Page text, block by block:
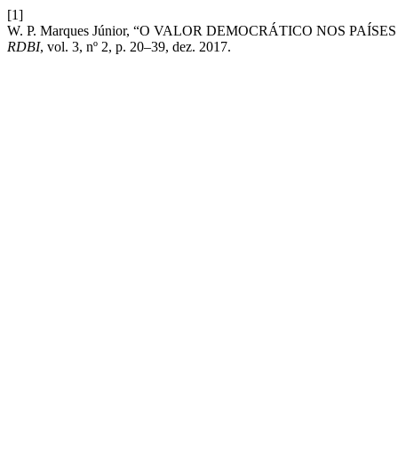
[1]
W. P. Marques Júnior, “O VALOR DEMOCRÁTICO NOS
RDBI, vol. 3, nº 2, p. 20–39, dez. 2017.